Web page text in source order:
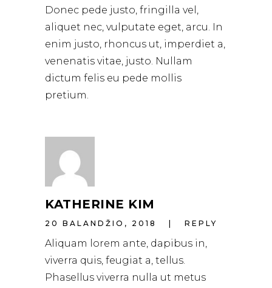
Donec pede justo, fringilla vel,
aliquet nec, vulputate eget, arcu. In
enim justo, rhoncus ut, imperdiet a,
venenatis vitae, justo. Nullam
dictum felis eu pede mollis
pretium.
KATHERINE KIM
20 BALANDŽIO, 2018 REPLY
Aliquam lorem ante, dapibus in,
viverra quis, feugiat a, tellus.
Phasellus viverra nulla ut metus